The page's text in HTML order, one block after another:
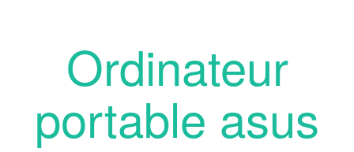
Ordinateur
portable asus